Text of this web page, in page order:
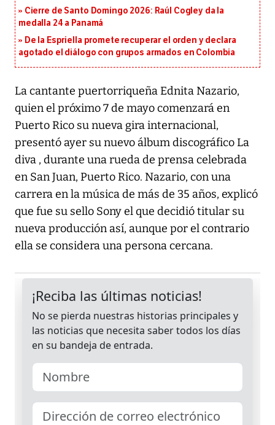
Cierre de Santo Domingo 2026: Raúl Cogley da la
medalla 24 a Panamá
De la Espriella promete recuperar el orden y declara
agotado el diálogo con grupos armados en Colombia
La cantante puertorriqueña Ednita Nazario,
quien el próximo 7 de mayo comenzará en
Puerto Rico su nueva gira internacional,
presentó ayer su nuevo álbum discográfico La
diva , durante una rueda de prensa celebrada
en San Juan, Puerto Rico. Nazario, con una
carrera en la música de más de 35 años, explicó
que fue su sello Sony el que decidió titular su
nueva producción así, aunque por el contrario
ella se considera una persona cercana.